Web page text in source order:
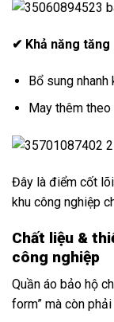
✔ Khả năng
Bổ sung
May thêm
Đây là điểm cốt
khu công nghiệp
Chất liệu &
công nghiệp
Quần áo bảo hộ
form” mà còn